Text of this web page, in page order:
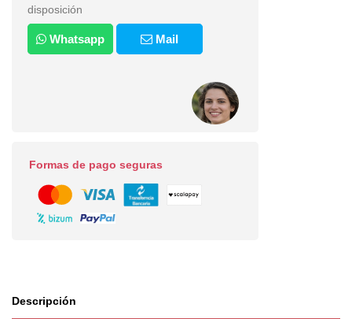
disposición
Whatsapp Mail
Formas de pago seguras
Descripción